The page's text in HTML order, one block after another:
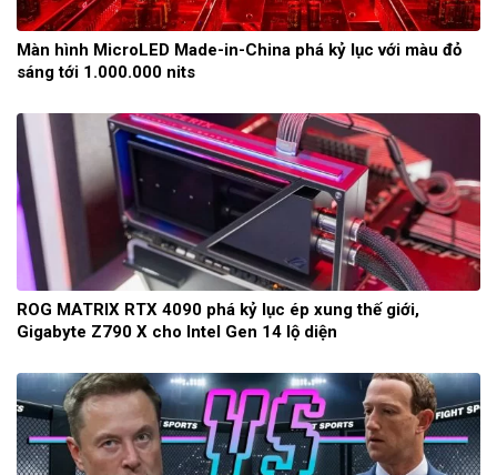
Màn hình MicroLED Made-in-China phá kỷ lục với màu đỏ
sáng tới 1.000.000 nits
ROG MATRIX RTX 4090 phá kỷ lục ép xung thế giới,
Gigabyte Z790 X cho Intel Gen 14 lộ diện